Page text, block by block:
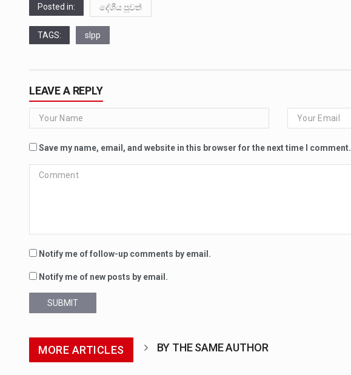
Posted in: දේශීය පුවත්
TAGS: slpp
LEAVE A REPLY
Save my name, email, and website in this browser for the next time I comment.
Notify me of follow-up comments by email.
Notify me of new posts by email.
SUBMIT
MORE ARTICLES BY THE SAME AUTHOR